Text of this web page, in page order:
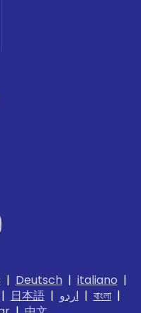
| Deutsch| italiano |
日本語| اردو | বাংলা|